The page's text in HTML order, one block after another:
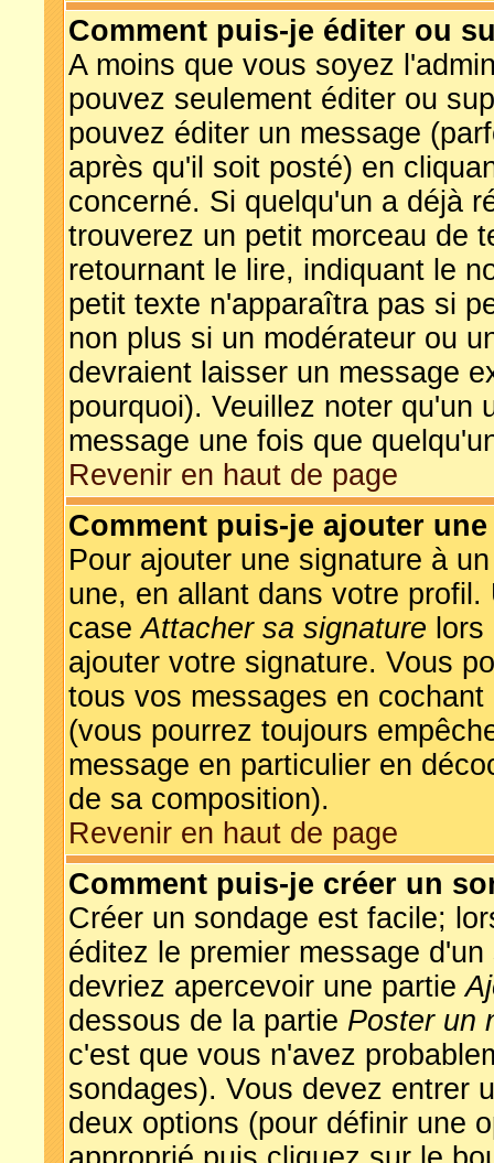
Comment puis-je éditer ou
A moins que vous soyez
pouvez seulement éditer ou
pouvez éditer un message
après qu'il soit posté) en
concerné. Si quelqu'un a déjà
trouverez un petit morceau de
retournant le lire, indiquant le
petit texte n'apparaîtra pas si
non plus si un modérateur ou
devraient laisser un message
pourquoi). Veuillez noter qu'un
message une fois que
Revenir en haut de page
Comment puis-je ajouter
Pour ajouter une signature à
une, en allant dans votre
caseAttacher sa signature
ajouter votre signature. Vous
tous vos messages en
(vous pourrez toujours
message en particulier en
de sa composition).
Revenir en haut de page
Comment puis-je créer un
Créer un sondage est facile;
éditez le premier message
devriez apercevoir une partie
dessous de la partie Poster un
c'est que vous n'avez
sondages). Vous devez entrer
deux options (pour définir une